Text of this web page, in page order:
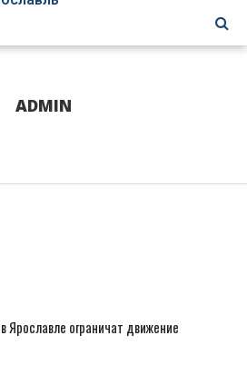
ADMIN
Ярославле ограничат движение